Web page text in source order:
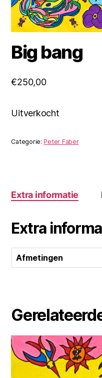
Big bang
€250,00
Uitverkocht
Categorie:Peter Faber
Extra informatie
Extra
Afmetingen